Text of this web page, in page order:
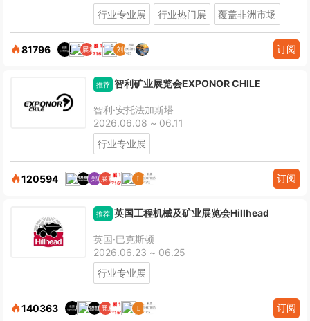
行业专业展
行业热门展 覆盖非洲市场
81796 订阅
推荐 智利矿业展览会EXPONOR CHILE
智利·安托法加斯塔
2026.06.08 ~ 06.11
行业专业展
120594 订阅
推荐 英国工程机械及矿业展览会Hillhead
英国·巴克斯顿
2026.06.23 ~ 06.25
行业专业展
140363 订阅